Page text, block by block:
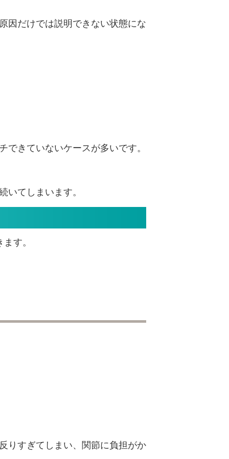
因だけでは説明できない状態にな
できていないケースが多いです。
いてしまいます。
す。
りすぎてしまい、関節に負担がか